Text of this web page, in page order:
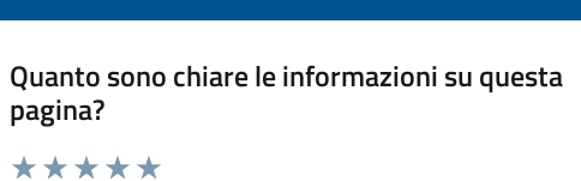
Quanto sono chiare le informazioni su questa
pagina?
Valuta da 1 a 5 stelle la pagina